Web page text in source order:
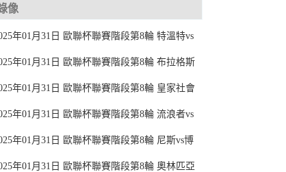
像
年01月31日 歐聯杯聯賽階段第8輪 特溫特vs
西克塔斯 全場錄像
年01月31日 歐聯杯聯賽階段第8輪 布拉格斯
維亞vs馬爾默 全場錄像
年01月31日 歐聯杯聯賽階段第8輪 皇家社會
塞薩洛尼基 全場錄像
年01月31日 歐聯杯聯賽階段第8輪 流浪者vs
吉羅斯 全場錄像
年01月31日 歐聯杯聯賽階段第8輪 尼斯vs博
閃耀 全場錄像
年01月31日 歐聯杯聯賽階段第8輪 奧林匹亞